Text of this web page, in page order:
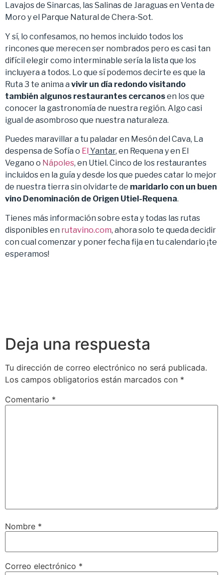
Lavajos de Sinarcas, las Salinas de Jaraguas en Venta de
Moro y el Parque Natural de Chera-Sot.
Y sí, lo confesamos, no hemos incluido todos los
rincones que merecen ser nombrados pero es casi tan
difícil elegir como interminable sería la lista que los
incluyera a todos. Lo que sí podemos decirte es que la
Ruta 3 te anima a vivir un día redondo visitando
también algunos restaurantes cercanosen los que
conocer la gastronomía de nuestra región. Algo casi
igual de asombroso que nuestra naturaleza.
Puedes maravillar a tu paladar en Mesón del Cava, La
despensa de Sofía o El Yantar, en Requena y en El
Vegano o Nápoles, en Utiel. Cinco de los restaurantes
incluidos en la guía y desde los que puedes catar lo mejor
de nuestra tierra sin olvidarte de maridarlo con un buen
vino Denominación de Origen Utiel-Requena.
Tienes más información sobre esta y todas las rutas
disponibles en rutavino.com, ahora solo te queda decidir
con cual comenzar y poner fecha fija en tu calendario ¡te
esperamos!
Deja una respuesta
Tu dirección de correo electrónico no será publicada.
Los campos obligatorios están marcados con *
Comentario *
Nombre *
Correo electrónico *